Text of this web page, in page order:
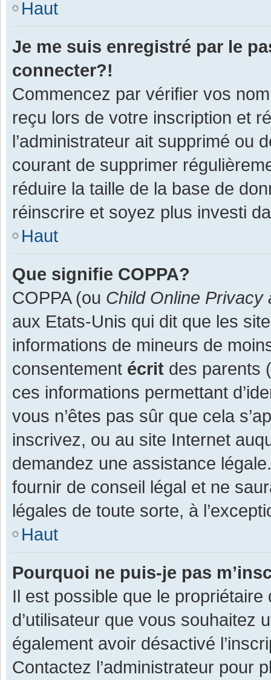
Haut
Je me suis enregistré par le
connecter?!
Commencez par vérifier vos
reçu lors de votre inscription et
l’administrateur ait supprimé ou
courant de supprimer
réduire la taille de la base de
réinscrire et soyez plus investi
Haut
Que signifie COPPA?
COPPA (ou Child Online Privacy
aux Etats-Unis qui dit que les
informations de mineurs de
consentement écrit des parents
ces informations permettant
vous n’êtes pas sûr que cela
inscrivez, ou au site Internet
demandez une assistance
fournir de conseil légal et ne
légales de toute sorte, à
Haut
Pourquoi ne puis-je pas
Il est possible que le
d’utilisateur que vous souhaitez
également avoir désactivé
Contactez l’administrateur pour